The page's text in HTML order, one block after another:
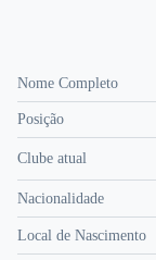
Nome Completo
Posição
Clube atual
Nacionalidade
Local de Nascimento